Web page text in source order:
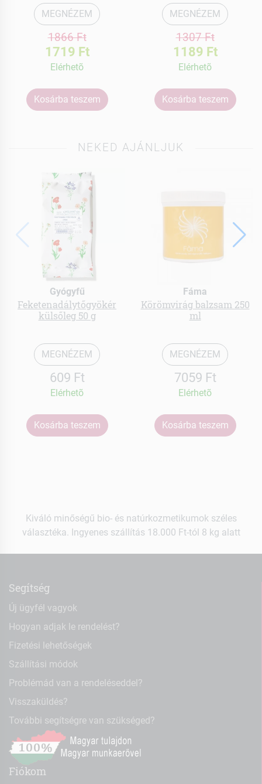
MEGNÉZEM
1866 Ft
1719 Ft
Elérhetõ
Kosárba teszem
MEGNÉZEM
1307 Ft
1189 Ft
Elérhetõ
Kosárba teszem
NEKED AJÁNLJUK
Gyógyfű
Feketenadálytőgyökér
külsőleg 50 g
MEGNÉZEM
609 Ft
Elérhetõ
Kosárba teszem
Fáma
Körömvirág balzsam 250
ml
MEGNÉZEM
7059 Ft
Elérhetõ
Kosárba teszem
Kiváló minőségű bio- és natúrkozmetikumok széles
választéka. Ingyenes szállítás 18.000 Ft-tól 8 kg alatt
Segítség
Új ügyfél vagyok
Hogyan adjak le rendelést?
Fizetési lehetőségek
Szállítási módok
Problémád van a rendeléseddel?
Visszaküldés?
További segítségre van szükséged?
Fiókom